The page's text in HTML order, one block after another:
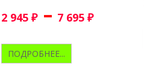
2 945 ₽ – 7 695 ₽
ПОДРОБНЕЕ...